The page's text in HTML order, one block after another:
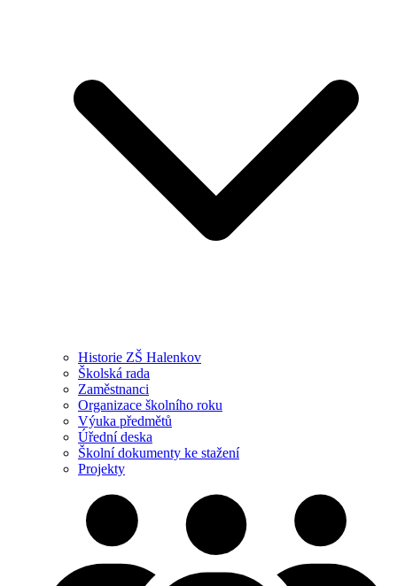
Historie ZŠ Halenkov
Školská rada
Zaměstnanci
Organizace školního roku
Výuka předmětů
Úřední deska
Školní dokumenty ke stažení
Projekty